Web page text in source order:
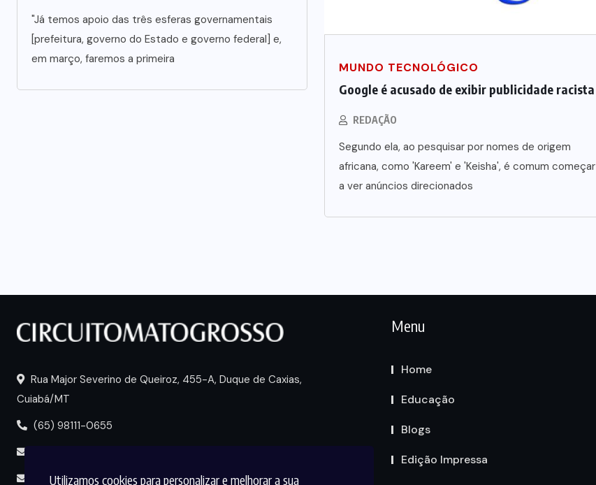
Utilizamos cookies para personalizar e melhorar a sua
"Já temos apoio das três esferas governamentais
[prefeitura, governo do Estado e governo federal] e,
em março, faremos a primeira
MUNDO TECNOLÓGICO
Google é acusado de exibir publicidade racista
REDAÇÃO
Segundo ela, ao pesquisar por nomes de origem
africana, como 'Kareem' e 'Keisha', é comum começar
a ver anúncios direcionados
Rua Major Severino de Queiroz, 455-A, Duque de Caxias,
Cuiabá/MT
(65) 98111-0655
midia@circuitomt.com.br
Menu
Home
Educação
Blogs
Edição Impressa